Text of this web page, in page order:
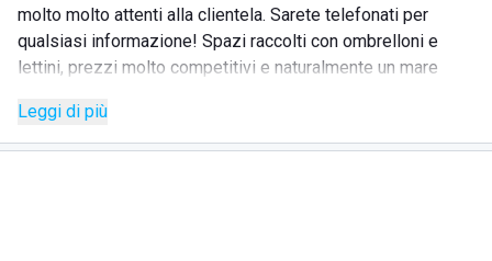
molto molto attenti alla clientela. Sarete telefonati per
qualsiasi informazione! Spazi raccolti con ombrelloni e
lettini, prezzi molto competitivi e naturalmente un mare
Sempre nel rispetto di tutte le norme anticovid con giusto
distanziamento
Leggi di più